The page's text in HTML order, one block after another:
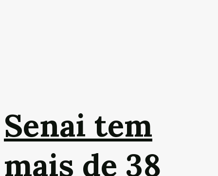
Senai tem
mais de 38